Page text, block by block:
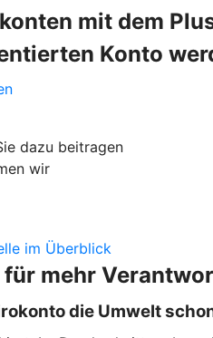
mit dem
Konto
dazu beitragen
wir
im Überblick
für mehr
die Umwelt